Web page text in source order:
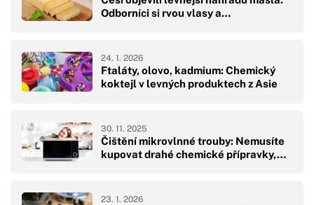
Odborníci si rvou vlasy a…
Ftaláty, olovo, kadmium: Chemický
koktejl v levných produktech z Asie
24. 1. 2026
Čištění mikrovlnné trouby: Nemusíte
kupovat drahé chemické přípravky,…
30. 11. 2025
23. 1. 2026